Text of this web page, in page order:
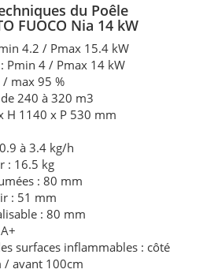
du Poêle
FUOCO Nia 14 kW
4.2 / Pmax 15.4 kW
Pmin 4 / Pmax 14 kW
max 95 %
240 à 320 m3
H 1140 x P 530 mm
à 3.4 kg/h
: 16.5 kg
: 80 mm
: 51 mm
: 80 mm
surfaces inflammables : côté
avant 100cm